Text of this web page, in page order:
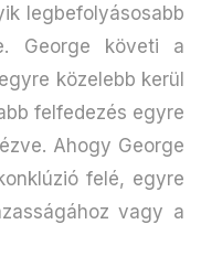
legbefolyásosabb
George követi a
közelebb kerül
felfedezés egyre
Ahogy George
felé, egyre
vagy a